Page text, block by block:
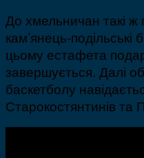
До хмельничан такі
кам’янець-подільські
цьому естафета
завершується. Далі
баскетболу
Старокостянтинів та